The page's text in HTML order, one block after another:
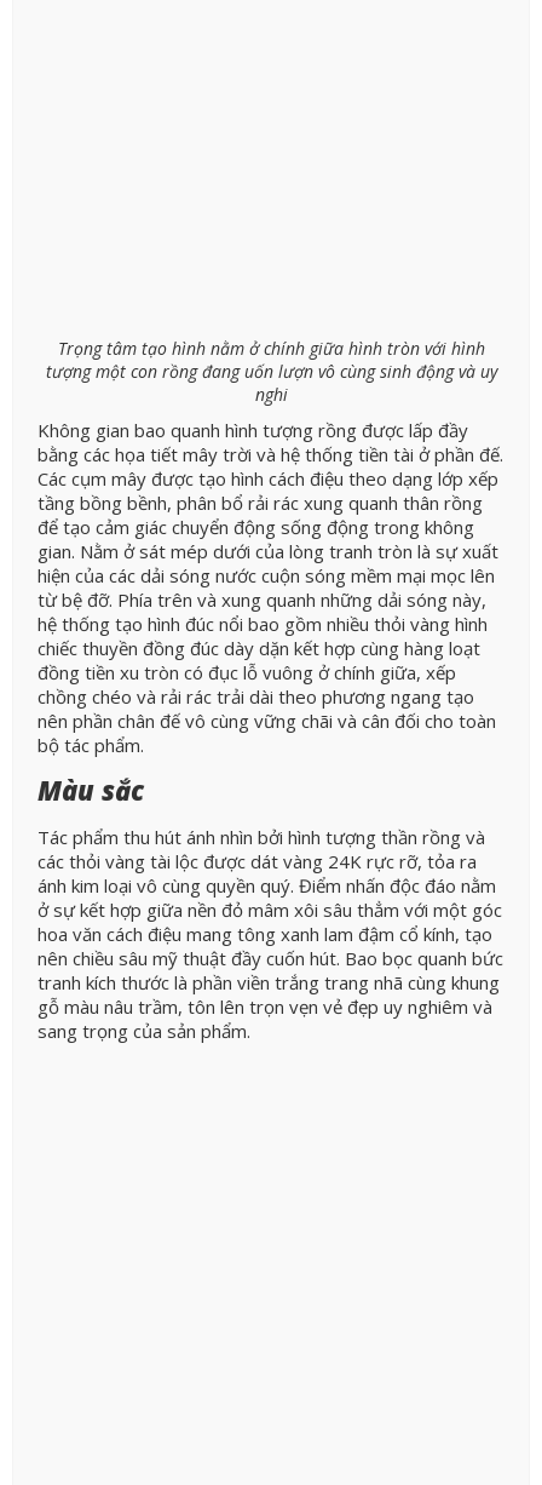
Trọng tâm tạo hình nằm ở chính giữa hình tròn với hình
tượng một con rồng đang uốn lượn vô cùng sinh động và uy
nghi
Không gian bao quanh hình tượng rồng được lấp đầy
bằng các họa tiết mây trời và hệ thống tiền tài ở phần đế.
Các cụm mây được tạo hình cách điệu theo dạng lớp xếp
tầng bồng bềnh, phân bổ rải rác xung quanh thân rồng
để tạo cảm giác chuyển động sống động trong không
gian. Nằm ở sát mép dưới của lòng tranh tròn là sự xuất
hiện của các dải sóng nước cuộn sóng mềm mại mọc lên
từ bệ đỡ. Phía trên và xung quanh những dải sóng này,
hệ thống tạo hình đúc nổi bao gồm nhiều thỏi vàng hình
chiếc thuyền đồng đúc dày dặn kết hợp cùng hàng loạt
đồng tiền xu tròn có đục lỗ vuông ở chính giữa, xếp
chồng chéo và rải rác trải dài theo phương ngang tạo
nên phần chân đế vô cùng vững chãi và cân đối cho toàn
bộ tác phẩm.
Màu sắc
Tác phẩm thu hút ánh nhìn bởi hình tượng thần rồng và
các thỏi vàng tài lộc được dát vàng 24K rực rỡ, tỏa ra
ánh kim loại vô cùng quyền quý. Điểm nhấn độc đáo nằm
ở sự kết hợp giữa nền đỏ mâm xôi sâu thẳm với một góc
hoa văn cách điệu mang tông xanh lam đậm cổ kính, tạo
nên chiều sâu mỹ thuật đầy cuốn hút. Bao bọc quanh bức
tranh kích thước là phần viền trắng trang nhã cùng khung
gỗ màu nâu trầm, tôn lên trọn vẹn vẻ đẹp uy nghiêm và
sang trọng của sản phẩm.